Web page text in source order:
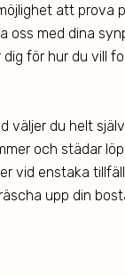
att prova
oss med dina
för hur du vill
väljer du helt
och städar
vid enstaka
upp din